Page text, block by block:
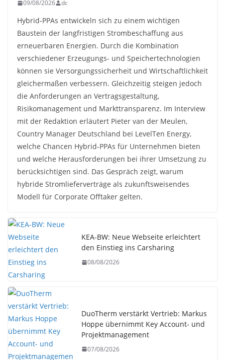
09/08/2026 dc
Hybrid-PPAs entwickeln sich zu einem wichtigen
Baustein der langfristigen Strombeschaffung aus
erneuerbaren Energien. Durch die Kombination
verschiedener Erzeugungs- und Speichertechnologien
können sie Versorgungssicherheit und Wirtschaftlichkeit
gleichermaßen verbessern. Gleichzeitig steigen jedoch
die Anforderungen an Vertragsgestaltung,
Risikomanagement und Markttransparenz. Im Interview
mit der Redaktion erläutert Pieter van der Meulen,
Country Manager Deutschland bei LevelTen Energy,
welche Chancen Hybrid-PPAs für Unternehmen bieten
und welche Herausforderungen bei ihrer Umsetzung zu
berücksichtigen sind. Das Gespräch zeigt, warum
hybride Stromlieferverträge als zukunftsweisendes
Modell für Corporate Offtaker gelten.
KEA-BW: Neue Webseite erleichtert
den Einstieg ins Carsharing
08/08/2026
DuoTherm verstärkt Vertrieb: Markus
Hoppe übernimmt Key Account- und
Projektmanagement
07/08/2026